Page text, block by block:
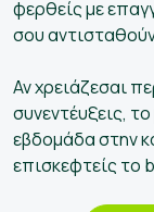
φερθείς με
σου
Αν χρειάζεσαι
συνεντέυξεις,
εβδομάδα στην
επισκεφτείς το